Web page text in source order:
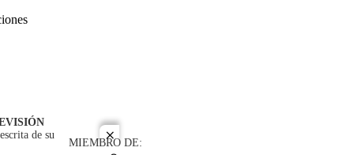
close
de su
MIEMBRO DE: